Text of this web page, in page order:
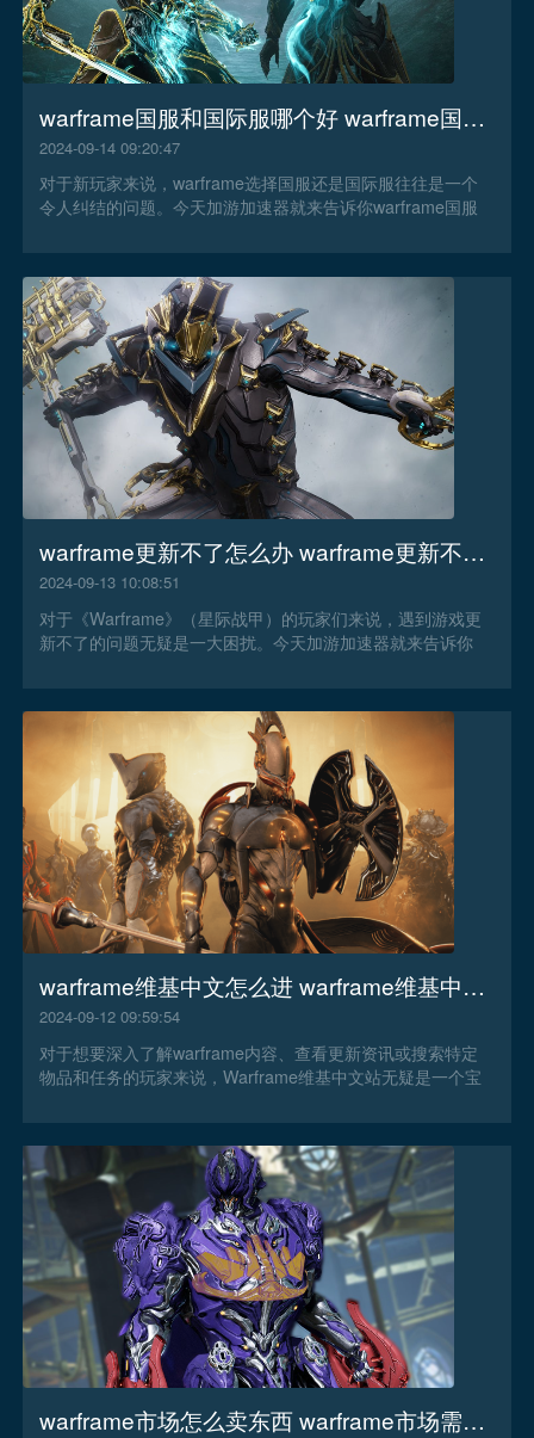
warframe国服和国际服哪个好 warframe国服需要加速器吗
2024-09-14 09:20:47
对于新玩家来说，warframe选择国服还是国际服往往是一个
令人纠结的问题。今天加游加速器就来告诉你warframe国服
warframe更新不了怎么办 warframe更新不了解决办法
2024-09-13 10:08:51
对于《Warframe》（星际战甲）的玩家们来说，遇到游戏更
新不了的问题无疑是一大困扰。今天加游加速器就来告诉你
warframe维基中文怎么进 warframe维基中文访问办法
2024-09-12 09:59:54
对于想要深入了解warframe内容、查看更新资讯或搜索特定
物品和任务的玩家来说，Warframe维基中文站无疑是一个宝
warframe市场怎么卖东西 warframe市场需要开加速器吗